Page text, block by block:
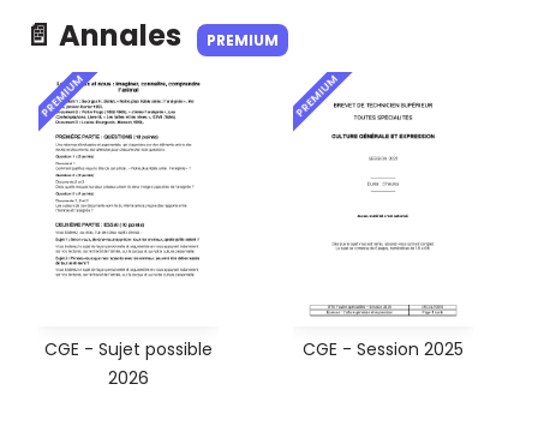
📄 Annales PREMIUM
PREMIUM
CGE - Sujet possible
2026
PREMIUM
CGE - Session 2025